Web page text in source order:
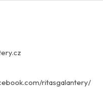
ritasgalantery/